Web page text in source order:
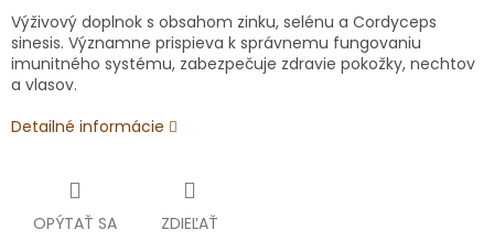
Výživový doplnok s obsahom zinku, selénu a Cordyceps
sinesis. Významne prispieva k správnemu fungovaniu
imunitného systému, zabezpečuje zdravie pokožky, nechtov
a vlasov.
Detailné informácie
OPÝTAŤ SA ZDIEĽAŤ